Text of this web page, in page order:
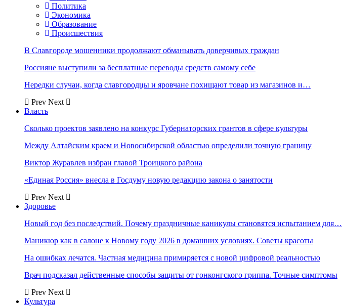
Политика
Экономика
Образование
Происшествия
В Славгороде мошенники продолжают обманывать доверчивых граждан
Россияне выступили за бесплатные переводы средств самому себе
Нередки случаи, когда славгородцы и яровчане похищают товар из магазинов и…
Prev Next
Власть
Сколько проектов заявлено на конкурс Губернаторских грантов в сфере культуры
Между Алтайским краем и Новосибирской областью определили точную границу
Виктор Журавлев избран главой Троицкого района
«Единая Россия» внесла в Госдуму новую редакцию закона о занятости
Prev Next
Здоровье
Новый год без последствий. Почему праздничные каникулы становятся испытанием для…
Маникюр как в салоне к Новому году 2026 в домашних условиях. Советы красоты
На ошибках лечатся. Частная медицина примиряется с новой цифровой реальностью
Врач подсказал действенные способы защиты от гонконгского гриппа. Точные симптомы
Prev Next
Культура